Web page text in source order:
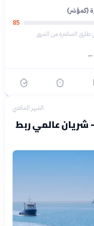
(كمؤشر)
85
طارق المباشرة من المرور.
الشهر الماضي
شريان عالمي ربط